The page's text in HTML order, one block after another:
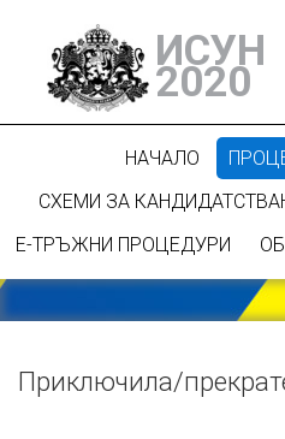
ИСУН
2020
НАЧАЛО
СХЕМИ ЗА
Е-ТРЪЖНИ ПРОЦЕДУРИ
Приключилa/